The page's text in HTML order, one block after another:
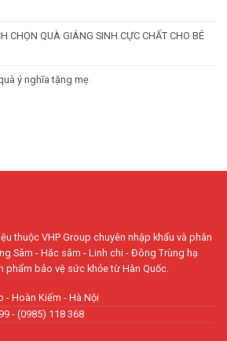
CHỌN QUÀ GIÁNG SINH CỰC CHẤT CHO BÉ
ý nghĩa tặng mẹ
thuộc VHP Group chuyên nhập khẩu và phân
Sâm - Hắc sâm - Linh chi - Đông Trùng hạ
phẩm bảo vệ sức khỏe từ Hàn Quốc.
Hoàn Kiếm - Hà Nội
- (0985) 118 368